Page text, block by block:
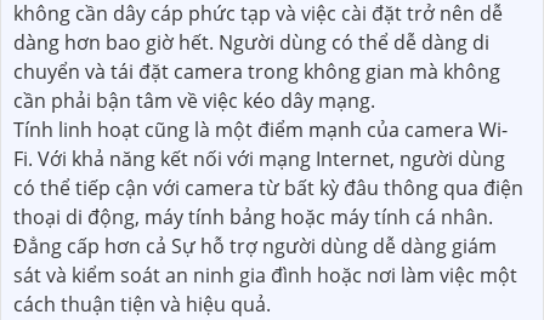
không cần dây cáp phức tạp và việc cài đặt trở nên dễ
dàng hơn bao giờ hết. Người dùng có thể dễ dàng di
chuyển và tái đặt camera trong không gian mà không
cần phải bận tâm về việc kéo dây mạng.
Tính linh hoạt cũng là một điểm mạnh của camera Wi-
Fi. Với khả năng kết nối với mạng Internet, người dùng
có thể tiếp cận với camera từ bất kỳ đâu thông qua điện
thoại di động, máy tính bảng hoặc máy tính cá nhân.
Đẳng cấp hơn cả Sự hỗ trợ người dùng dễ dàng giám
sát và kiểm soát an ninh gia đình hoặc nơi làm việc một
cách thuận tiện và hiệu quả.